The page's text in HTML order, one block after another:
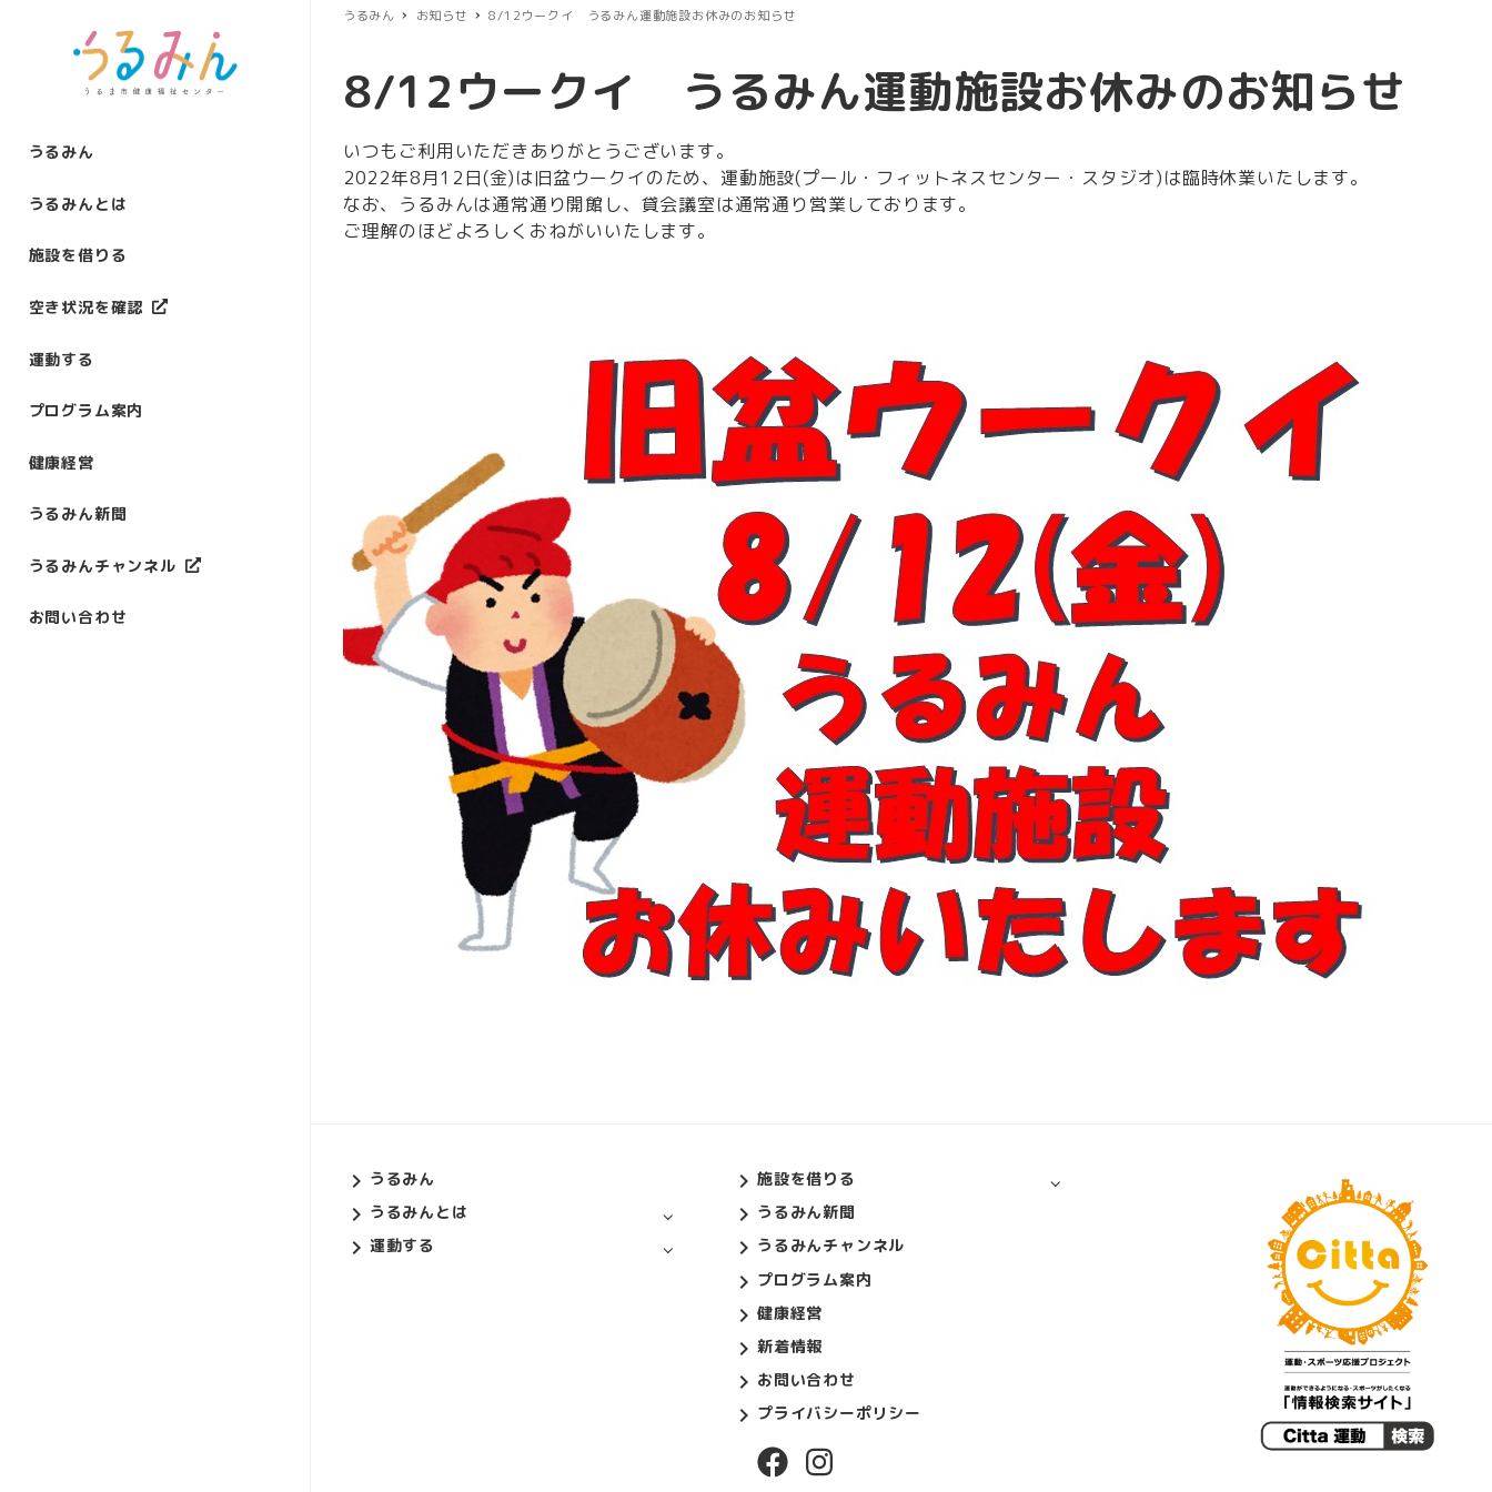
うるみん
うるみんとは
施設を借りる
空き状況を確認
運動する
プログラム案内
健康経営
うるみん新聞
うるみんチャンネル
お問い合わせ
うるみん お知らせ 8/12ウークイ うるみん運動施設お休みのお知らせ
8/12ウークイ うるみん運動施設お休みのお知らせ
いつもご利用いただきありがとうございます。
2022年8月12日(金)は旧盆ウークイのため、運動施設(プール・フィットネスセンター・スタジオ)は臨時休業いたします。
なお、うるみんは通常通り開館し、貸会議室は通常通り営業しております。
ご理解のほどよろしくおねがいいたします。
うるみん
うるみんとは
運動する
施設を借りる
うるみん新聞
うるみんチャンネル
プログラム案内
健康経営
新着情報
お問い合わせ
プライバシーポリシー